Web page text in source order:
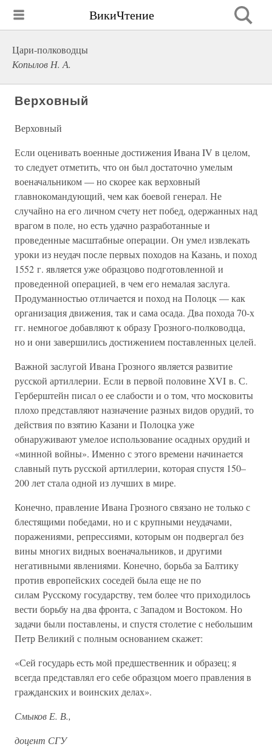
ВикиЧтение
Цари-полководцы
Копылов Н. А.
Верховный
Верховный
Если оценивать военные достижения Ивана IV в целом,
то следует отметить, что он был достаточно умелым
военачальником — но скорее как верховный
главнокомандующий, чем как боевой генерал. Не
случайно на его личном счету нет побед, одержанных над
врагом в поле, но есть удачно разработанные и
проведенные масштабные операции. Он умел извлекать
уроки из неудач после первых походов на Казань, и поход
1552 г. является уже образцово подготовленной и
проведенной операцией, в чем его немалая заслуга.
Продуманностью отличается и поход на Полоцк — как
организация движения, так и сама осада. Два похода 70-х
гг. немногое добавляют к образу Грозного-полководца,
но и они завершились достижением поставленных целей.
Важной заслугой Ивана Грозного является развитие
русской артиллерии. Если в первой половине XVI в. С.
Герберштейн писал о ее слабости и о том, что московиты
плохо представляют назначение разных видов орудий, то
действия по взятию Казани и Полоцка уже
обнаруживают умелое использование осадных орудий и
«минной войны». Именно с этого времени начинается
славный путь русской артиллерии, которая спустя 150–
200 лет стала одной из лучших в мире.
Конечно, правление Ивана Грозного связано не только с
блестящими победами, но и с крупными неудачами,
поражениями, репрессиями, которым он подвергал без
вины многих видных военачальников, и другими
негативными явлениями. Конечно, борьба за Балтику
против европейских соседей была еще не по
силам Русскому государству, тем более что приходилось
вести борьбу на два фронта, с Западом и Востоком. Но
задачи были поставлены, и спустя столетие с небольшим
Петр Великий с полным основанием скажет:
«Сей государь есть мой предшественник и образец; я
всегда представлял его себе образцом моего правления в
гражданских и воинских делах».
Смыков Е. В.,
доцент СГУ